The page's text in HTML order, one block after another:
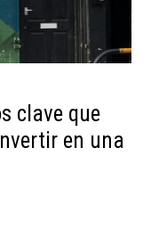
clave que
en una